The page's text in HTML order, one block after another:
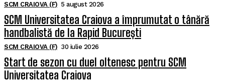
SCM CRAIOVA (F) 5 august 2026
SCM Universitatea Craiova a împrumutat o tânără
handbalistă de la Rapid București
SCM CRAIOVA (F) 30 iulie 2026
Start de sezon cu duel oltenesc pentru SCM
Universitatea Craiova